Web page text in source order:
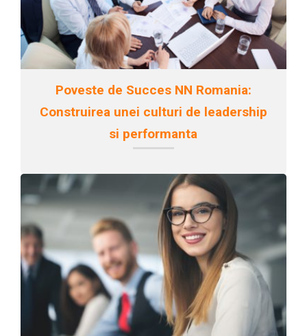
Poveste de Succes NN Romania:
Construirea unei culturi de leadership
si performanta